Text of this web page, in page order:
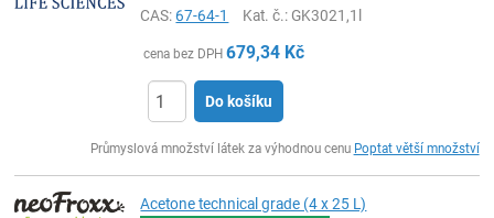
CAS:67-64-1 Kat. č.: GK3021,1l
cena bez DPH 679,34 Kč
Do košíku
Průmyslová množství látek za výhodnou cenu Poptat větší množství
Acetone technical grade (4 x 25 L)